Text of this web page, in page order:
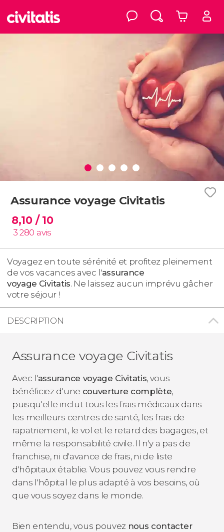
Assurance voyage Civitatis
8,10 / 10
3 280 avis
Voyagez en toute sérénité et profitez pleinement
de vos vacances avec l'assurance
voyage Civitatis. Ne laissez aucun imprévu gâcher
votre séjour !
DESCRIPTION
Assurance voyage Civitatis
Avec l'assurance voyage Civitatis, vous
bénéficiez d'une couverture complète,
puisqu'elle inclut tous les frais médicaux dans
les meilleurs centres de santé, les frais de
rapatriement, le vol et le retard des bagages, et
même la responsabilité civile. Il n'y a pas de
franchise, ni d'avance de frais, ni de liste
d'hôpitaux établie. Vous pouvez vous rendre
dans l'hôpital le plus adapté à vos besoins, où
que vous soyez dans le monde.
Bien entendu, vous pouvez nous contacter